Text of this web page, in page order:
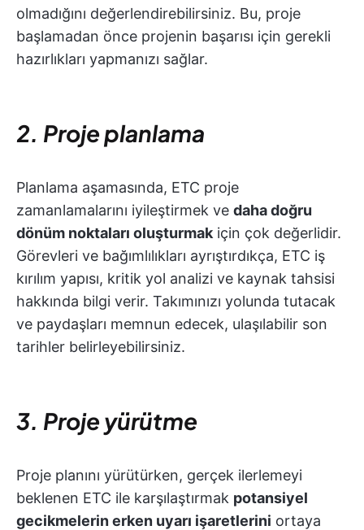
olmadığını değerlendirebilirsiniz. Bu, proje
başlamadan önce projenin başarısı için gerekli
hazırlıkları yapmanızı sağlar.
2. Proje planlama
Planlama aşamasında, ETC proje
zamanlamalarını iyileştirmek ve daha doğru
dönüm noktaları oluşturmak için çok değerlidir.
Görevleri ve bağımlılıkları ayrıştırdıkça, ETC iş
kırılım yapısı, kritik yol analizi ve kaynak tahsisi
hakkında bilgi verir. Takımınızı yolunda tutacak
ve paydaşları memnun edecek, ulaşılabilir son
tarihler belirleyebilirsiniz.
3. Proje yürütme
Proje planını yürütürken, gerçek ilerlemeyi
beklenen ETC ile karşılaştırmak potansiyel
gecikmelerin erken uyarı işaretlerini ortaya